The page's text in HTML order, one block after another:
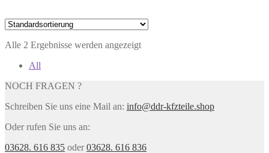
Alle 2 Ergebnisse werden angezeigt
All
NOCH FRAGEN ?
Schreiben Sie uns eine Mail an: info@ddr-kfzteile.shop
Oder rufen Sie uns an:
03628. 616 835 oder03628. 616 836